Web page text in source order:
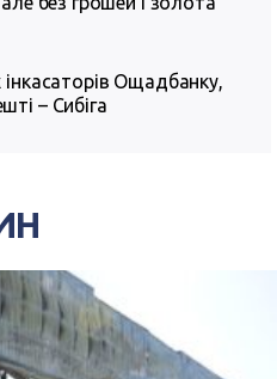
інкасаторів Ощадбанку,
– Сибіга